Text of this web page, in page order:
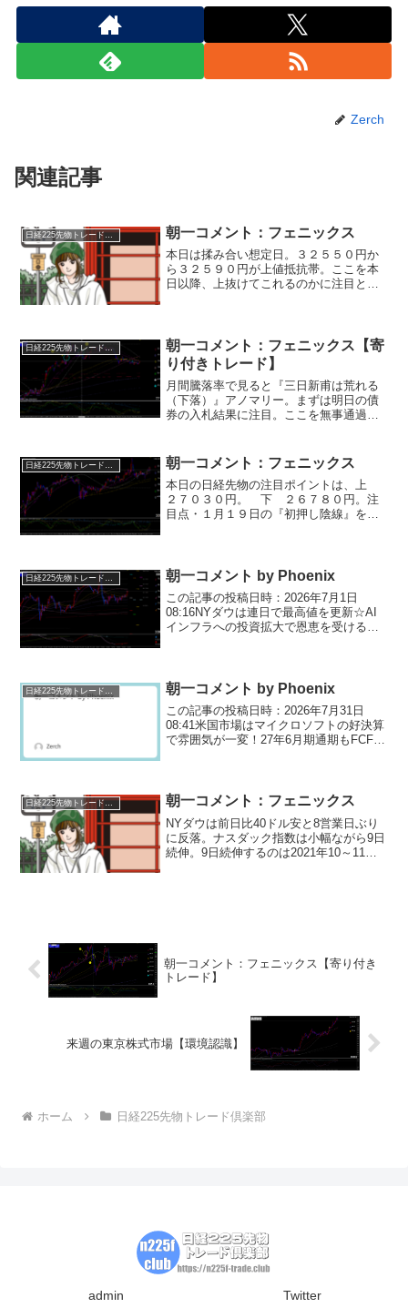
Zerch
関連記事
日経225先物トレード倶楽部 朝一コメント：フェニックス
本日は揉み合い想定日。３２５５０円か
ら３２５９０円が上値抵抗帯。ここを本
日以降、上抜けてこれるのかに注目とな
いています。 ６０分足ベ...
朝一コメント：フェニックス【寄
り付きトレード】
月間騰落率で見ると『三日新甫は荒れる
（下落）』アノマリー。まずは明日の債
券の入札結果に注目。ここを無事通過す
能性が高いのは１３日のＦＯＭＣからで
す。もうしばらく複雑な動...
日経225先物トレード倶楽部 朝一コメント：フェニックス
本日の日経先物の注目ポイントは、上
２７０３０円。 下 ２６７８０円。注
目点・１月１９日の『初押し陰線』を否
がら２７２３０円を試す展開...
朝一コメント by Phoenix
この記事の投稿日時：2026年7月1日
08:16NYダウは連日で最高値を更新☆AI
インフラへの投資拡大で恩恵を受けるキ
立っていま...
朝一コメント by Phoenix
この記事の投稿日時：2026年7月31日
08:41米国市場はマイクロソフトの好決算
で雰囲気が一変！​27年6月期通期もFCF黒
日経225先物トレード倶楽部 朝一コメント：フェニックス
NYダウは前日比40ドル安と8営業日ぶり
に反落。ナスダック指数は小幅ながら9日
続伸。9日続伸するのは2021年10～11月
朝一コメント：フェニックス【寄り付き
トレード】
来週の東京株式市場【環境認識】
ホーム 日経225先物トレード倶楽部
admin Twitter